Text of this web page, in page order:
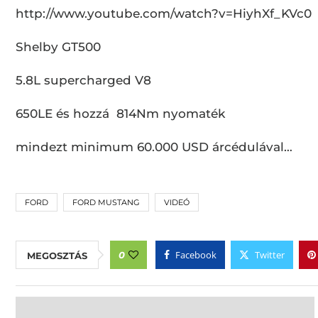
http://www.youtube.com/watch?v=HiyhXf_KVc0
Shelby GT500
5.8L supercharged V8
650LE és hozzá 814Nm nyomaték
mindezt minimum 60.000 USD árcédulával…
FORD FORD MUSTANG VIDEÓ
MEGOSZTÁS 0 Facebook Twitter